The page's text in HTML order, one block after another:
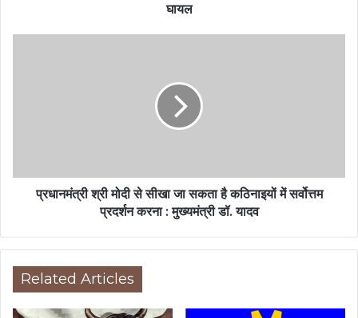
घायल
प्रधानमंत्री श्री मोदी से सीखा जा सकता है कठिनाइयों में सर्वोत्तम
प्रदर्शन करना : मुख्यमंत्री डॉ. यादव
Related Articles